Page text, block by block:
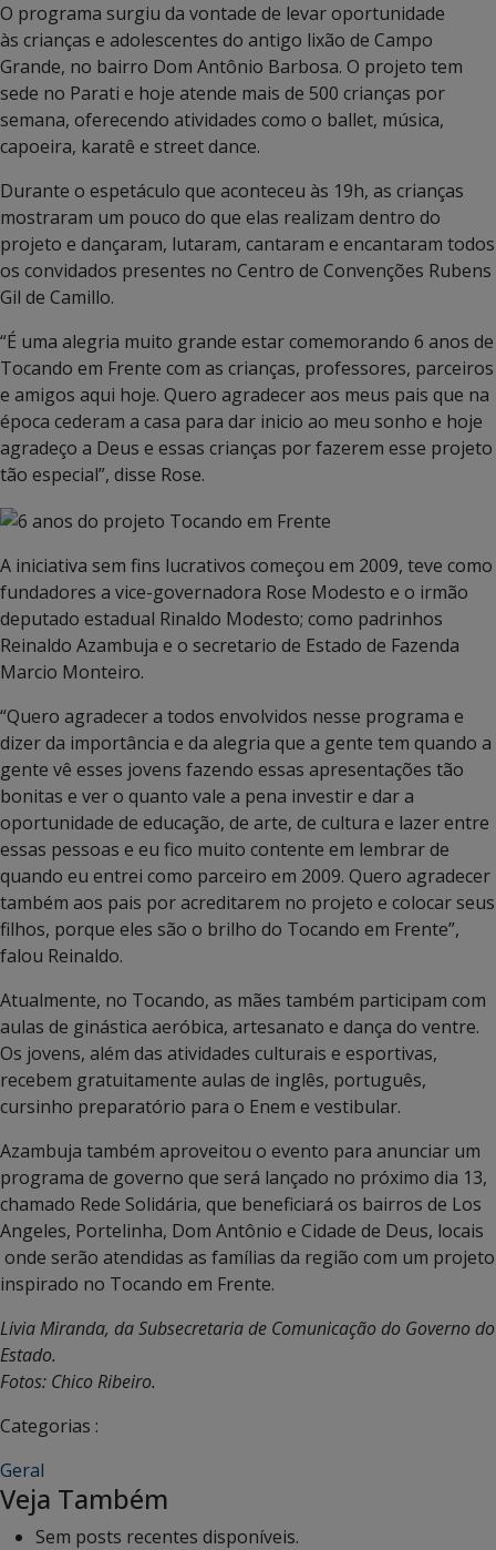
O programa surgiu da vontade de levar oportunidade
às crianças e adolescentes do antigo lixão de Campo
Grande, no bairro Dom Antônio Barbosa. O projeto tem
sede no Parati e hoje atende mais de 500 crianças por
semana, oferecendo atividades como o ballet, música,
capoeira, karatê e street dance.
Durante o espetáculo que aconteceu às 19h, as crianças
mostraram um pouco do que elas realizam dentro do
projeto e dançaram, lutaram, cantaram e encantaram todos
os convidados presentes no Centro de Convenções Rubens
Gil de Camillo.
“É uma alegria muito grande estar comemorando 6 anos de
Tocando em Frente com as crianças, professores, parceiros
e amigos aqui hoje. Quero agradecer aos meus pais que na
época cederam a casa para dar inicio ao meu sonho e hoje
agradeço a Deus e essas crianças por fazerem esse projeto
tão especial”, disse Rose.
A iniciativa sem fins lucrativos começou em 2009, teve como
fundadores a vice-governadora Rose Modesto e o irmão
deputado estadual Rinaldo Modesto; como padrinhos
Reinaldo Azambuja e o secretario de Estado de Fazenda
Marcio Monteiro.
“Quero agradecer a todos envolvidos nesse programa e
dizer da importância e da alegria que a gente tem quando a
gente vê esses jovens fazendo essas apresentações tão
bonitas e ver o quanto vale a pena investir e dar a
oportunidade de educação, de arte, de cultura e lazer entre
essas pessoas e eu fico muito contente em lembrar de
quando eu entrei como parceiro em 2009. Quero agradecer
também aos pais por acreditarem no projeto e colocar seus
filhos, porque eles são o brilho do Tocando em Frente”,
falou Reinaldo.
Atualmente, no Tocando, as mães também participam com
aulas de ginástica aeróbica, artesanato e dança do ventre.
Os jovens, além das atividades culturais e esportivas,
recebem gratuitamente aulas de inglês, português,
cursinho preparatório para o Enem e vestibular.
Azambuja também aproveitou o evento para anunciar um
programa de governo que será lançado no próximo dia 13,
chamado Rede Solidária, que beneficiará os bairros de Los
Angeles, Portelinha, Dom Antônio e Cidade de Deus, locais
onde serão atendidas as famílias da região com um projeto
inspirado no Tocando em Frente.
Livia Miranda, da Subsecretaria de Comunicação do Governo do
Estado.
Fotos: Chico Ribeiro.
Categorias :
Geral
Veja Também
Sem posts recentes disponíveis.